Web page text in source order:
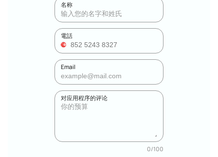
名称
電話
Email
对应用程序的评论
0/100